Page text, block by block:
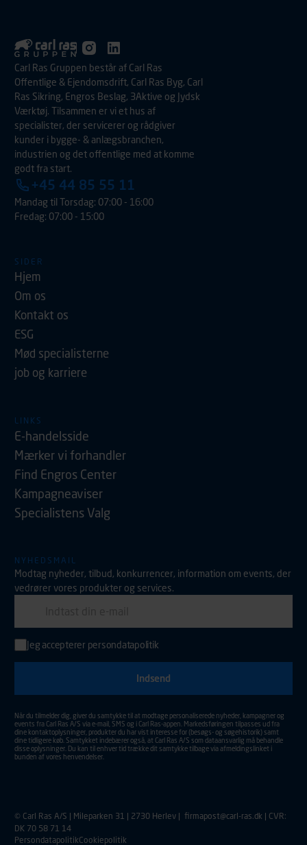
Carl Ras Gruppen består af Carl Ras
Offentlige & Ejendomsdrift, Carl Ras Byg, Carl
Ras Sikring, Engros Beslag, 3Aktive og Jydsk
Værktøj. Tilsammen er vi et hus af
specialister, der servicerer og rådgiver
kunder i bygge- & anlægsbranchen,
industrien og det offentlige med at komme
godt fra start.
+45 44 85 55 11
Mandag til Torsdag: 07:00 - 16:00
Fredag: 07:00 - 15:00
SIDER
Hjem
Om os
Kontakt os
ESG
Mød specialisterne
job og karriere
LINKS
E-handelsside
Mærker vi forhandler
Find Engros Center
Kampagneaviser
Specialistens Valg
NYHEDSMAIL
Modtag nyheder, tilbud, konkurrencer, information om events, der
vedrører vores produkter og services.
Indtast din e-mail adresse for at tilmelde dig nyhedsmail.
Jeg accepterer persondatapolitik
Når du tilmelder dig, giver du samtykke til at modtage personaliserede nyheder, kampagner og
events fra Carl Ras A/S via e-mail, SMS og i Carl Ras-appen. Markedsføringen tilpasses ud fra
dine kontaktoplysninger, produkter du har vist interesse for (besøgs- og søgehistorik) samt
dine tidligere køb. Samtykket indebærer også, at Carl Ras A/S som dataansvarlig må behandle
disse oplysninger. Du kan til enhver tid trække dit samtykke tilbage via afmeldingslinket i
bunden af vores henvendelser.
© Carl Ras A/S | Mileparken 31 | 2730 Herlev |firmapost@carl-ras.dk | CVR:
DK 70 58 71 14
PersondatapolitikCookiepolitik